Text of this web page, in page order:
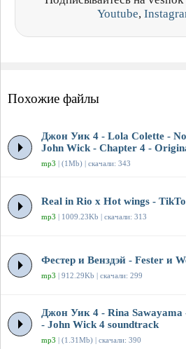
Youtube,
Похожие файлы
Джон Уик 4 - Lola Colette -
John Wick - Chapter 4 -
mp3 | (1Mb) | скачали: 343
Real in Rio x Hot wings -
mp3 | 1009.23Kb | скачали: 313
Фестер и Венздэй - Fester и
mp3 | 912.29Kb | скачали: 299
Джон Уик 4 - Rina Sawayama
- John Wick 4 soundtrack
mp3 | (1.31Mb) | скачали: 390